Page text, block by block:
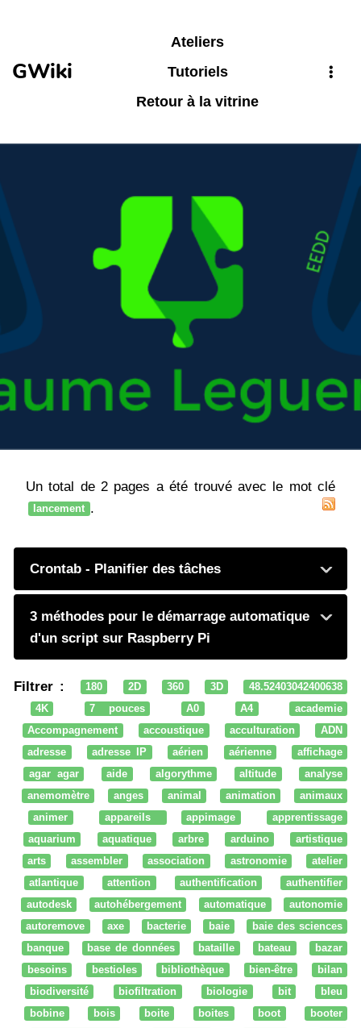
GWiki
Ateliers
Tutoriels
Retour à la vitrine
Un total de 2 pages a été trouvé avec le mot clé
lancement .
Crontab - Planifier des tâches
3 méthodes pour le démarrage automatique
d'un script sur Raspberry Pi
Filtrer : 180 2D 360 3D
48.52403042400638
4K
7 pouces A0 A4
academie
Accompagnement
accoustique acculturation
ADN
adresse
adresse IP aérien aérienne
affichage
agar agar
aide algorythme altitude
analyse
anemomètre
anges animal animation
animaux
animer
appareils appimage
apprentissage
aquarium
aquatique arbre arduino
artistique
arts
assembler association astronomie
atelier
atlantique
attention authentification
authentifier
autodesk
autohébergement automatique
autonomie
autoremove
axe bacterie baie
baie des sciences
banque
base de données bataille bateau
bazar
besoins
bestioles bibliothèque bien-être
bilan
biodiversité
biofiltration biologie bit
bleu
bobine
bois boite boites boot
booter